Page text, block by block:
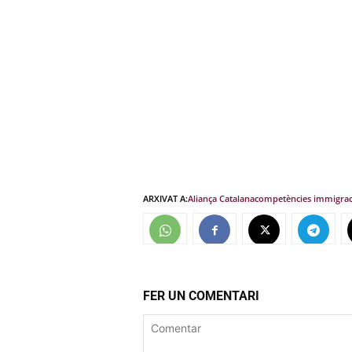
ARXIVAT A:Aliança Catalanacompetències
FER UN COMENTARI